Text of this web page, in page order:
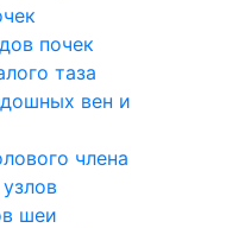
почек
таза
вен и
члена
шеи